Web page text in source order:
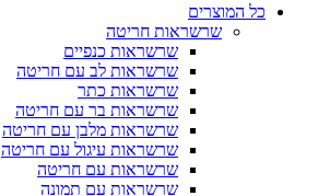
כל המוצרים
שרשראות חריטה
שרשראות כנפיים
שרשראות לב עם חריטה
שרשראות כתר
שרשראות בר עם חריטה
שרשראות מלבן עם חריטה
שרשראות עיגול עם חריטה
שרשראות עם חריטה
שרשראות עם תמונה